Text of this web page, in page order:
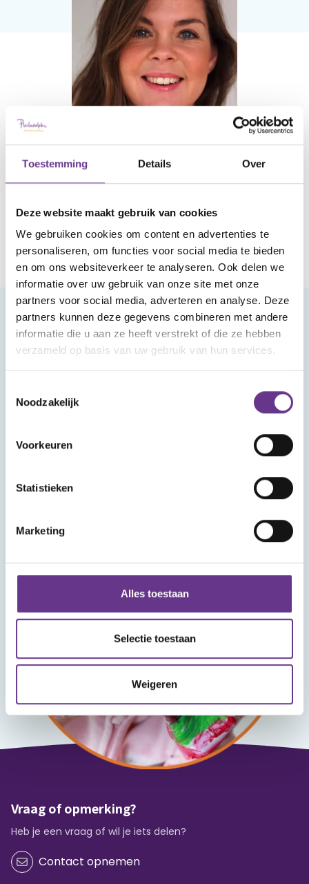
Toestemming Details Over
Deze website maakt gebruik van cookies
We gebruiken cookies om content en advertenties te
personaliseren, om functies voor social media te bieden
en om ons websiteverkeer te analyseren. Ook delen we
informatie over uw gebruik van onze site met onze
partners voor social media, adverteren en analyse. Deze
partners kunnen deze gegevens combineren met andere
informatie die u aan ze heeft verstrekt of die ze hebben
verzameld op basis van uw gebruik van hun services.
Noodzakelijk
Voorkeuren
Statistieken
Marketing
Alles toestaan
Selectie toestaan
Weigeren
liefde&#039;
Meld je aan voor onze nieuwsbrief
Aanmelden
Vraag of opmerking?
Heb je een vraag of wil je iets delen?
Contact opnemen